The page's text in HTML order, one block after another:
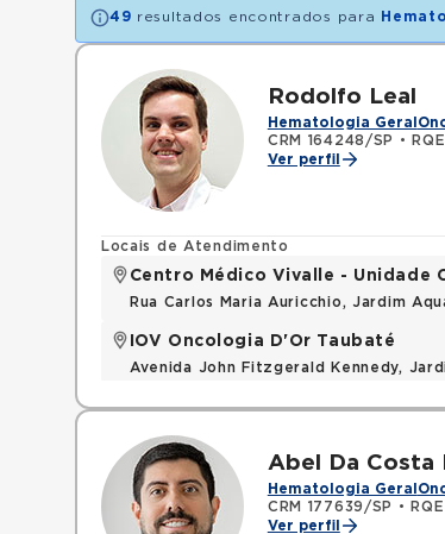
49 resultados encontrados para
Rodolfo Leal
Hematologia Geral
CRM 164248/SP
•
Ver perfil
Locais de Atendimento
Centro Médico Vivalle - Unidade
Rua Carlos Maria Auricchio, Jardim
IOV Oncologia D'Or Taubaté
Avenida John Fitzgerald Kennedy,
Abel Da Costa
Hematologia Geral
CRM 177639/SP
•
Ver perfil